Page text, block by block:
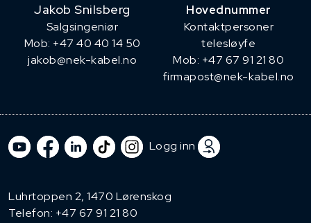
Jakob Snilsberg
​Salgsingeniør
Mob: +47 40 40 14 50
jakob@nek-kabel.no
Hovednummer
Kontaktpersoner
telesløyfe
Mob: +47 67 91 21 80
firmapost@nek-kabel.no
Logg inn
Luhrtoppen 2, 1470 Lørenskog
Telefon: +47 67 91 21 80